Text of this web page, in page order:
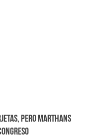
pero Marthans